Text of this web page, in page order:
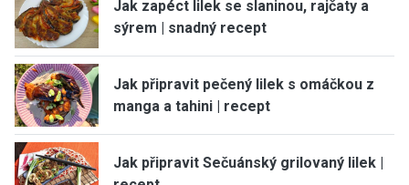
Jak zapéct lilek se slaninou, rajčaty a
sýrem | snadný recept
Jak připravit pečený lilek s omáčkou z
manga a tahini | recept
Jak připravit Sečuánský grilovaný lilek |